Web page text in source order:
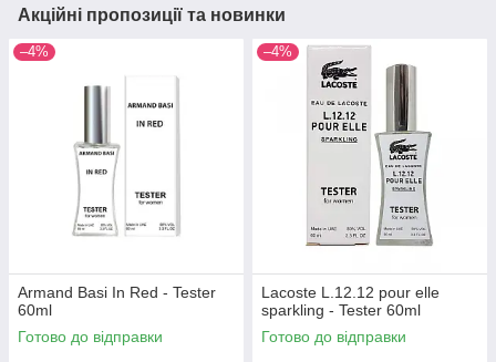
Акційні пропозиції та новинки
–4%
Armand Basi In Red - Tester
60ml
Готово до відправки
–4%
Lacoste L.12.12 pour elle
sparkling - Tester 60ml
Готово до відправки